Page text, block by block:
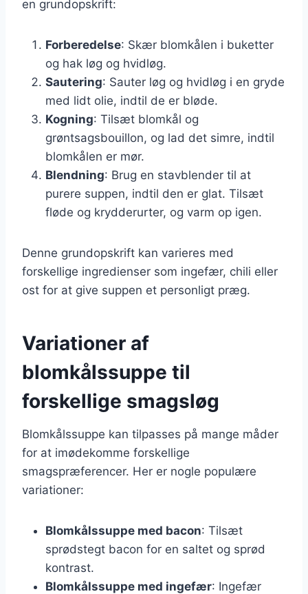
en grundopskrift:
Forberedelse: Skær blomkålen i buketter
og hak løg og hvidløg.
Sautering: Sauter løg og hvidløg i en gryde
med lidt olie, indtil de er bløde.
Kogning: Tilsæt blomkål og
grøntsagsbouillon, og lad det simre, indtil
blomkålen er mør.
Blendning: Brug en stavblender til at
purere suppen, indtil den er glat. Tilsæt
fløde og krydderurter, og varm op igen.
Denne grundopskrift kan varieres med
forskellige ingredienser som ingefær, chili eller
ost for at give suppen et personligt præg.
Variationer af
blomkålssuppe til
forskellige smagsløg
Blomkålssuppe kan tilpasses på mange måder
for at imødekomme forskellige
smagspræferencer. Her er nogle populære
variationer:
Blomkålssuppe med bacon: Tilsæt
sprødstegt bacon for en saltet og sprød
kontrast.
Blomkålssuppe med ingefær: Ingefær